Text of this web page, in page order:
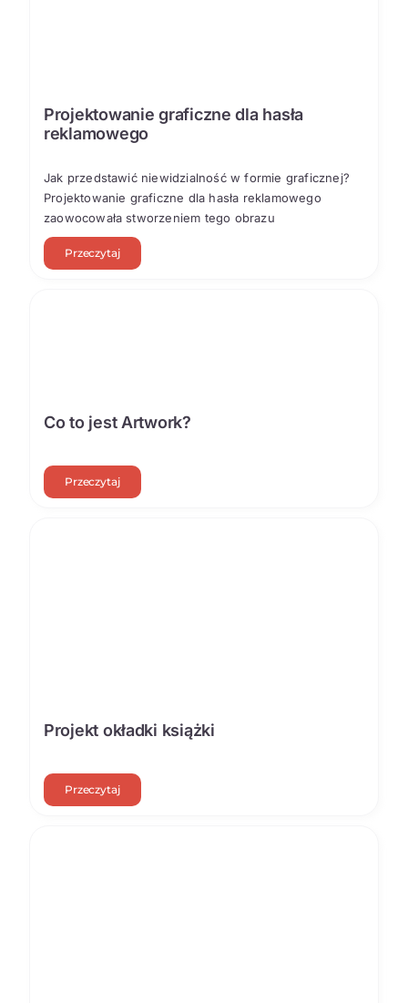
Projektowanie graficzne dla hasła
reklamowego
Jak przedstawić niewidzialność w formie graficznej?
Projektowanie graficzne dla hasła reklamowego
zaowocowała stworzeniem tego obrazu
Przeczytaj
Co to jest Artwork?
Przeczytaj
Projekt okładki książki
Przeczytaj